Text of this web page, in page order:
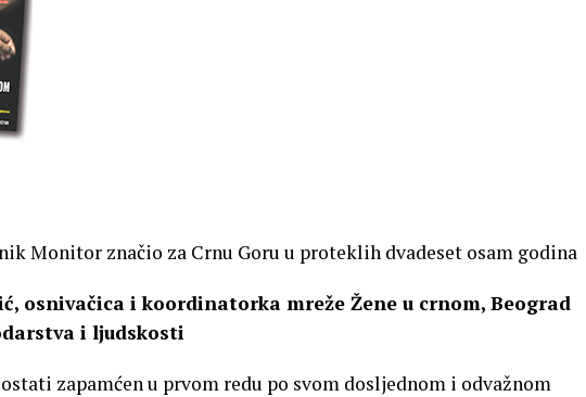
Monitor značio za Crnu Goru u proteklih dvadeset osam godina
osnivačica i koordinatorka mreže Žene u crnom, Beograd
i ljudskosti
zapamćen u prvom redu po svom dosljednom i odvažnom